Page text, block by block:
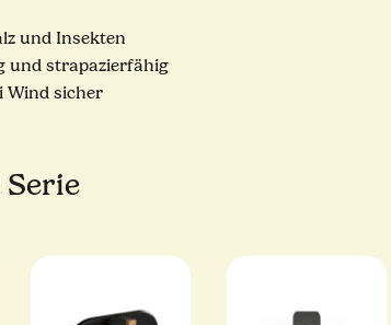
und Insekten
und strapazierfähig
Wind sicher
Serie